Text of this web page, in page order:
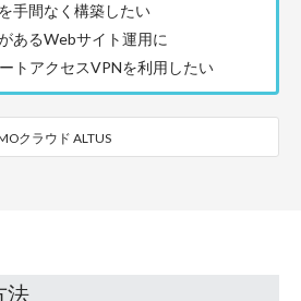
手間なく構築したい
あるWebサイト運用に
トアクセスVPNを利用したい
クラウド ALTUS
法